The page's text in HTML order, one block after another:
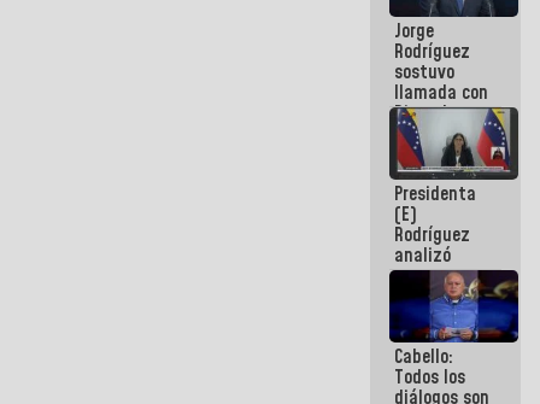
a servidores
públicos
Jorge
Rodríguez
sostuvo
llamada con
Dinorah
Figuera y
acuerdan
primer
encuentro
presencial
para el
diálogo
Presidenta
(E)
Rodríguez
analizó
junto a
gobernadores
planes de
recuperación
del Sistema
Eléctrico
Cabello:
Todos los
diálogos son